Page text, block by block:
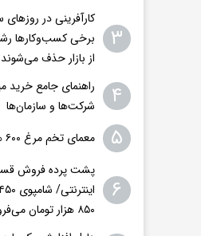
۳
کارآفرینی در
برخی کسب‌وکارها
از بازار حذف
۴
راهنمای جامع خرید
شرکت‌ها و سازمان‌ها
۵ معمای تخم مرغ ۶۰۰ هزار تومانی
۶
پشت پرده فروش
۸۵۰ هزار تومان می‌فروشند!